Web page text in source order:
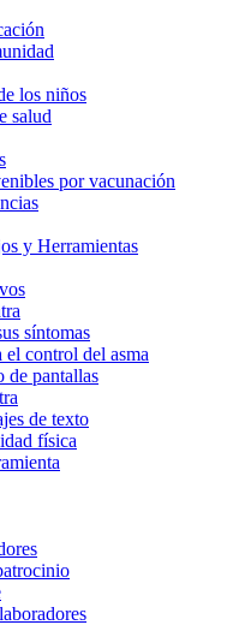
los niños
salud
por vacunación
y Herramientas
síntomas
el control del asma
de pantallas
de texto
física